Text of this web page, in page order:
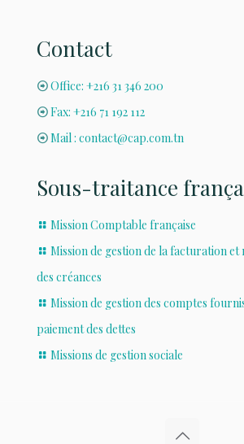
Contact
Office: +216 31 346 200
Fax: +216 71 192 112
Mail : contact@cap.com.tn
Sous-traitance
Mission Comptable française
Mission de gestion de la facturation
des créances
Mission de gestion des comptes
paiement des dettes
Missions de gestion sociale